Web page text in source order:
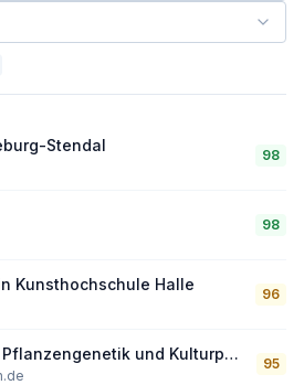
Stendal
98
98
Kunsthochschule Halle
96
Leibniz-Institut für Pflanzengenetik und Kulturpflanzenforschung (IPK)
95